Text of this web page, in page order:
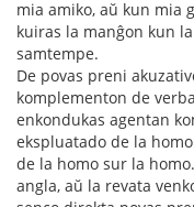
mia amiko, aŭ kun mia
kuiras la manĝon kun
samtempe.
De povas preni
komplementon de
enkondukas agentan
ekspluatado de la
de la homo sur la
angla, aŭ la revata